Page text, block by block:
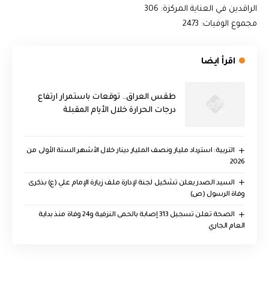
الراقدين في العناية المركزة: 306
مجموع الوفيات: 2473
اقرأ ايضا
طقس العراق.. توقعات باستمرار ارتفاع
درجات الحرارة خلال الأيام المقبلة
التربية: استرداد مليار ونصف المليار دينار خلال الأشهر الستة الأولى من
2026
السيد الصدر يعلن تشكيل لجنة لإدارة ملف زيارة الإمام علي (ع) بذكرى
وفاة الرسول (ص)
الصحة تعلن تسجيل 313 إصابة بالحمى النزفية و24 وفاة منذ بداية
العام الجاري